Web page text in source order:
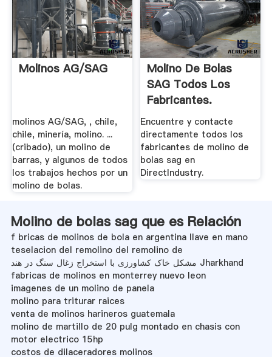
Molinos AG/SAG
molinos AG/SAG, , chile,
chile, minería, molino. ...
(cribado), un molino de
barras, y algunos de todos
los trabajos hechos por un
molino de bolas.
Molino De Bolas
SAG Todos Los
Fabricantes.
Encuentre y contacte
directamente todos los
fabricantes de molino de
bolas sag en
DirectIndustry.
Molino de bolas sag que es Relación
f bricas de molinos de bola en argentina llave en mano
teselacion del remolino del remolino de
مشکل خاک کشاورزی با استخراج زغال سنگ در هند Jharkhand
fabricas de molinos en monterrey nuevo leon
imagenes de un molino de panela
molino para triturar raices
venta de molinos harineros guatemala
molino de martillo de 20 pulg montado en chasis con
motor electrico 15hp
costos de dilaceradores molinos